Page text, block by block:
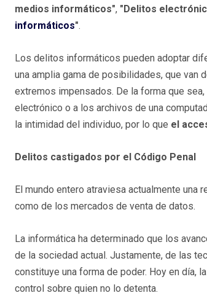
medios informáticos", "Delitos
informáticos".
Los delitos informáticos pueden adoptar
una amplia gama de posibilidades, que van
extremos impensados. De la forma que
electrónico o a los archivos de una
la intimidad del individuo, por lo que el
Delitos castigados por el Código Penal
El mundo entero atraviesa actualmente
como de los mercados de venta de datos.
La informática ha determinado que los
de la sociedad actual. Justamente, de las
constituye una forma de poder. Hoy en día,
control sobre quien no lo detenta.